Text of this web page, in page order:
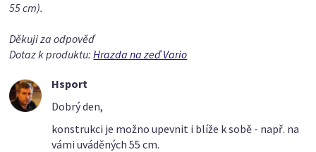
55 cm).
Děkuji za odpověď
Dotaz k produktu:Hrazda na zeď Vario
Hsport
Dobrý den,
konstrukci je možno upevnit i blíže k sobě - např. na
vámi uváděných 55 cm.